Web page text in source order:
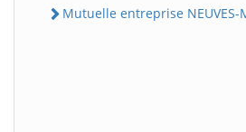
Mutuelle entreprise NEUVES-